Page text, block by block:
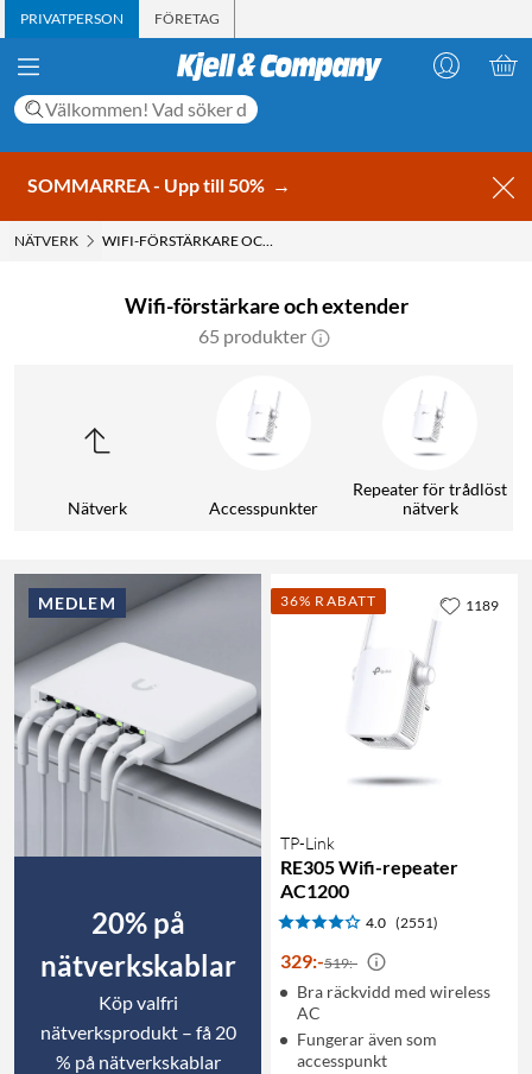
PRIVATPERSON FÖRETAG
SOMMARREA - Upp till 50% →
NÄTVERK WIFI-FÖRSTÄRKARE OCH EXTENDER
Wifi-förstärkare och extender
65 produkter
Nätverk Accesspunkter
Repeater för trådlöst
nätverk
MEDLEM
20% på
nätverkskablar
Köp valfri
nätverksprodukt – få 20
% på nätverkskablar
36% RABATT
TP-Link
RE305 Wifi-repeater
AC1200
4.0 (2551)
329:-519:-
Bra räckvidd med wireless
AC
Fungerar även som
accesspunkt
1189